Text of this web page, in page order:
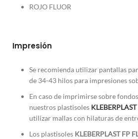
ROJO FLUOR
Impresión
Se recomienda utilizar pantallas
de 34-43 hilos para impresiones
En caso de imprimirse sobre
nuestros plastisoles
utilizar mallas con hilaturas de
Los plastisoles KLEBERPLAST FP